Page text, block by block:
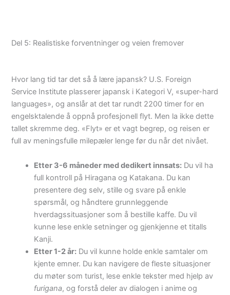
Del 5: Realistiske forventninger og veien fremover
Hvor lang tid tar det så å lære japansk? U.S. Foreign
Service Institute plasserer japansk i Kategori V, «super-hard
languages», og anslår at det tar rundt 2200 timer for en
engelsktalende å oppnå profesjonell flyt. Men la ikke dette
tallet skremme deg. «Flyt» er et vagt begrep, og reisen er
full av meningsfulle milepæler lenge før du når det nivået.
Etter 3-6 måneder med dedikert innsats: Du vil ha
full kontroll på Hiragana og Katakana. Du kan
presentere deg selv, stille og svare på enkle
spørsmål, og håndtere grunnleggende
hverdagssituasjoner som å bestille kaffe. Du vil
kunne lese enkle setninger og gjenkjenne et titalls
Kanji.
Etter 1-2 år: Du vil kunne holde enkle samtaler om
kjente emner. Du kan navigere de fleste situasjoner
du møter som turist, lese enkle tekster med hjelp av
furigana, og forstå deler av dialogen i anime og